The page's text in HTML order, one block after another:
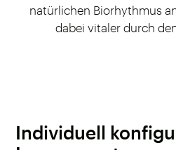
natürlichen Biorhythmus
dabei vitaler durch
Individuell